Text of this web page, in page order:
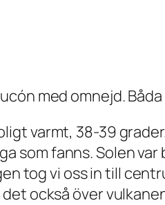
med omnejd.
varmt, 38-39
som fanns. Solen
tog vi oss in till
också över